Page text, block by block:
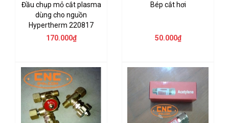
Đầu chụp mỏ cắt plasma
dùng cho nguồn
Hypertherm 220817
170.000₫
Bép cắt hơi
50.000₫